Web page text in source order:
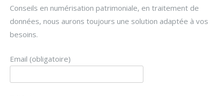
Conseils en numérisation patrimoniale, en traitement de
données, nous aurons toujours une solution adaptée à vos
besoins.
Email (obligatoire)